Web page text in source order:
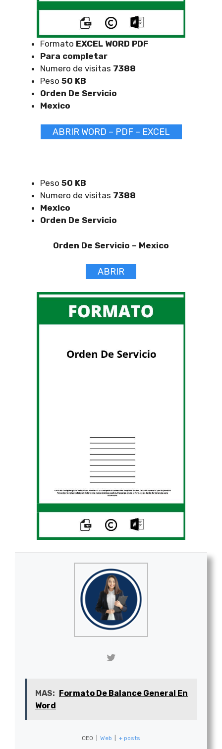
Formato EXCEL WORD PDF
Para completar
Numero de visitas 7388
Peso 50 KB
Orden De Servicio
Mexico
ABRIR WORD – PDF – EXCEL
Peso 50 KB
Numero de visitas 7388
Mexico
Orden De Servicio
Orden De Servicio – Mexico
ABRIR
MAS: Formato De Balance General En
Word
CEO Web + posts